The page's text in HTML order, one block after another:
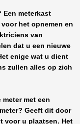
Een meterkast
het opnemen en
van
dat u een nieuwe
enige wat u dient
zullen alles op zich
met een
Geeft dit door
voor u plaatsen. Het